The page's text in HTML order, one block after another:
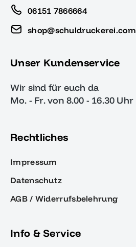
06151 7866664
shop@schuldruckerei.com
Unser Kundenservice
Wir sind für euch da
Mo. - Fr. von 8.00 - 16.30 Uhr
Rechtliches
Impressum
Datenschutz
AGB / Widerrufsbelehrung
Info & Service